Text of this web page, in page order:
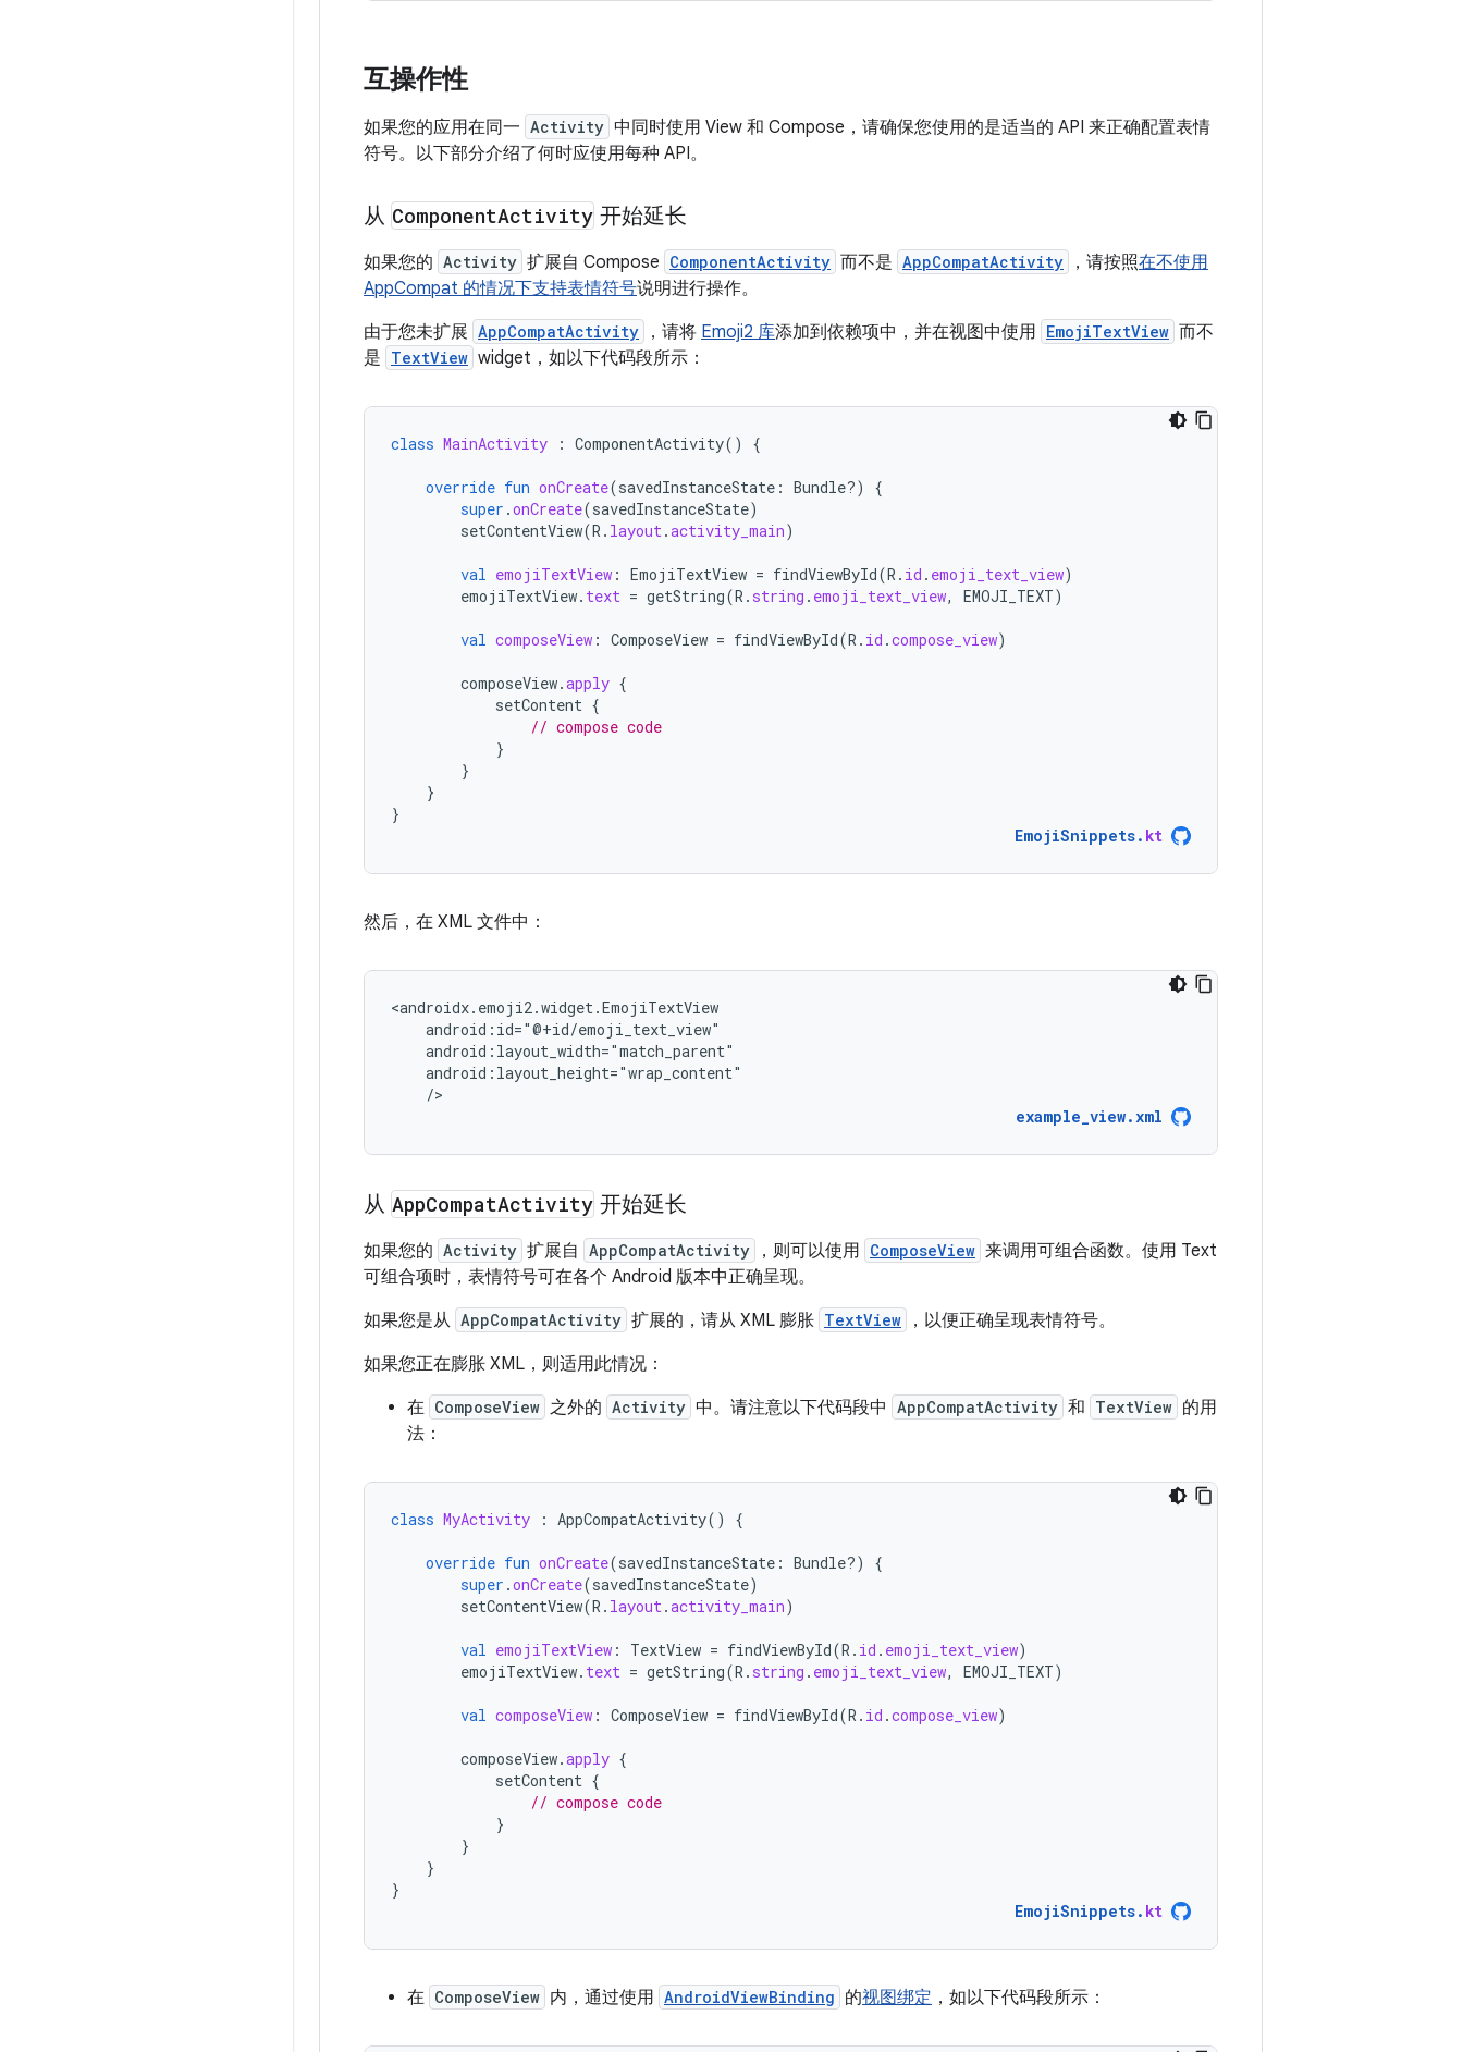
互操作性
如果您的应用在同一 Activity 中同时使用 View 和 Compose，请确保您使用的是适当的 API 来正确配置表情
符号。以下部分介绍了何时应使用每种 API。
从 ComponentActivity 开始延长
如果您的 Activity 扩展自 Compose ComponentActivity 而不是 AppCompatActivity ，请按照在不使用
AppCompat 的情况下支持表情符号说明进行操作。
由于您未扩展 AppCompatActivity ，请将 Emoji2 库添加到依赖项中，并在视图中使用 EmojiTextView 而不
是 TextView widget，如以下代码段所示：
class MainActivity : ComponentActivity() {
override fun onCreate(savedInstanceState : Bundle?)
{
super .onCreate(savedInstanceState)
setContentView(R . layout.activity_main)
val emojiTextView : EmojiTextView = findViewById(R . id . emoji_text_view)
emojiTextView. text = getString(R . string . emoji_text_view, EMOJI_TEXT)
val composeView : ComposeView = findViewById(R . id .compose_view)
composeView.apply {
setContent {
// compose code
}
}
}
}
EmojiSnippets. kt
然后，在 XML 文件中：
/>
example_view.xml
从 AppCompatActivity 开始延长
如果您的 Activity 扩展自 AppCompatActivity ，则可以使用 ComposeView 来调用可组合函数。使用 Text
可组合项时，表情符号可在各个 Android 版本中正确呈现。
如果您是从 AppCompatActivity 扩展的，请从 XML 膨胀 TextView
，以便正确呈现表情符号。
如果您正在膨胀 XML，则适用此情况：
在 ComposeView 之外的 Activity 中。请注意以下代码段中 AppCompatActivity 和 TextView 的用
法：
class MyActivity : AppCompatActivity() {
override fun onCreate(savedInstanceState : Bundle?)
{
super .onCreate(savedInstanceState)
setContentView(R . layout.activity_main)
val emojiTextView : TextView = findViewById(R . id . emoji_text_view)
emojiTextView. text = getString(R . string . emoji_text_view, EMOJI_TEXT)
val composeView : ComposeView = findViewById(R . id .compose_view)
composeView.apply {
setContent {
// compose code
}
}
}
}
EmojiSnippets. kt
在 ComposeView 内，通过使用 AndroidViewBinding 的视图绑定 ，如以下代码段所示：